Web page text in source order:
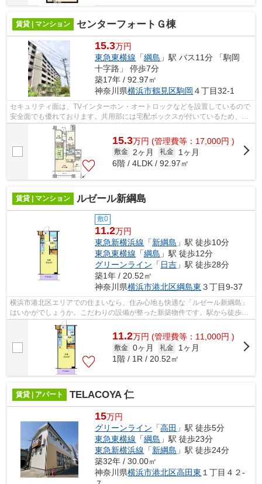
賃貸 | マンション センターフォートＧ棟
15.3万円
東急東横線 「綱島 」駅 バス11分 「駒岡
十字路」 停歩7分
築17年 / 92.97㎡
神奈川県横浜市鶴見区駒岡 ４丁目32-1
セキュリティ面は、TVインターホン・オートロックなどを設置しているので
安全面でも優れております。共用部には宅配ボックスが付いているため、家
で何時間も待機する必要がありません...
15.3万円 (管理費等：17,000円 )
敷金 2ヶ月 礼金
1ヶ月
6階 / 4LDK / 92.97㎡
賃貸 | マンション ルゼール新綱島
敷0
11.2万円
東急新横浜線 「新綱島 」駅 徒歩10分
東急東横線 「綱島 」駅 徒歩12分
グリーンライン 「 日吉 」駅 徒歩28分
築1年 / 20.52㎡
神奈川県横浜市港北区綱島東 ３丁目9-37
横浜市港北区エリアでの住まいなら、住み心地も快適な「ルゼール新綱島」
はいかがでしょうか。こだわりの設備が整った新築物件です。駅から徒歩10
分の駅近マンションで、快適に通勤や...
11.2万円 (管理費等：11,000円 )
敷金 0ヶ月 礼金
1ヶ月
1階 / 1R / 20.52㎡
賃貸 | アパート TELACOYA 仁
15万円
グリーンライン 「高田 」駅 徒歩5分
東急東横線 「綱島 」駅 徒歩23分
東急新横浜線 「新綱島 」駅 徒歩24分
築32年 / 30.00㎡
神奈川県横浜市港北区高田東 １丁目４２-